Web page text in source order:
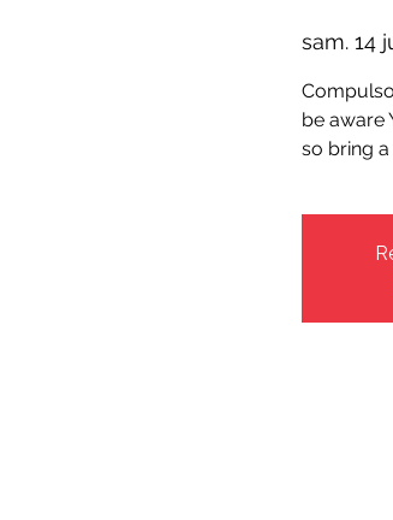
sam. 14
be aware
so bring